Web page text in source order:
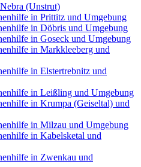
(Unstrut)
in Prittitz und Umgebung
in Döbris und Umgebung
in Goseck und Umgebung
in Markkleeberg und
in Elstertrebnitz und
in Leißling und Umgebung
in Krumpa (Geiseltal) und
in Milzau und Umgebung
in Kabelsketal und
in Zwenkau und